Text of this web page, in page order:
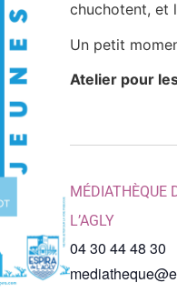
chuchotent, et
Un petit
Atelier pour
MÉDIATHÈQUE
L’AGLY
04 30 44 48 30